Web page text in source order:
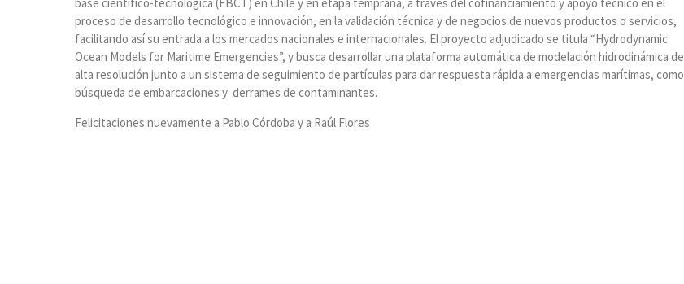
proceso de desarrollo tecnológico e innovación, en la validación técnica y de negocios de nuevos productos o servicios,
facilitando así su entrada a los mercados nacionales e internacionales. El proyecto adjudicado se titula “Hydrodynamic
Ocean Models for Maritime Emergencies”, y busca desarrollar una plataforma automática de modelación hidrodinámica de
alta resolución junto a un sistema de seguimiento de partículas para dar respuesta rápida a emergencias marítimas, como
búsqueda de embarcaciones y derrames de contaminantes.
Felicitaciones nuevamente a Pablo Córdoba y a Raúl Flores